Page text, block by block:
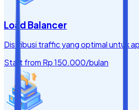
Load Balancer
Distribusi traffic yang optimal untuk
Start from Rp 150.000/bulan